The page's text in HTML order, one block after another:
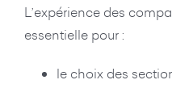
L’expérience des
essentielle pour :
le choix des